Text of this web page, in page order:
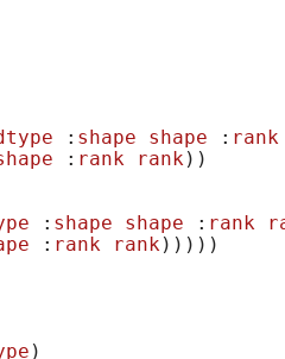
: shape shape : rank
: rank rank ) )
: shape shape : rank
: rank rank ) ))))
)